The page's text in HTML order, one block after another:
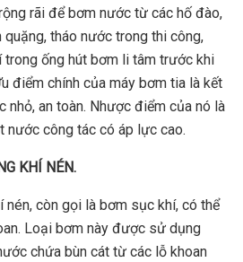
rãi để bơm nước từ các hố đào,
quặng, tháo nước trong thi công,
trong ống hút bơm li tâm trước khi
điểm chính của máy bơm tia là kết
nhỏ, an toàn. Nhược điểm của nó là
nước công tác có áp lực cao.
KHÍ NÉN.
nén, còn gọi là bơm sục khí, có thể
Loại bơm này được sử dụng
chứa bùn cát từ các lỗ khoan